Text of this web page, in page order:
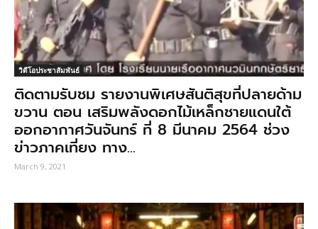
วิดีโอประชาสัมพันธ์
ติดตามรับชม รายงานพิเศษสันติสุขที่ปลายด้าม
ขวาน ตอน เสริมพลังดอกไม้เหล็กชายแดนใต้
ออกอากาศวันจันทร์ ที่ 8 มีนาคม 2564 ช่วง
ข่าวภาคเที่ยง ทาง...
March 9, 2021